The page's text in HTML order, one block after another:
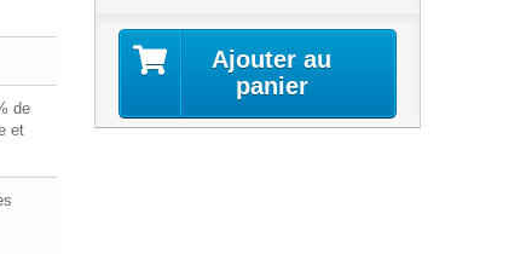
de
et
Ajouter au
panier